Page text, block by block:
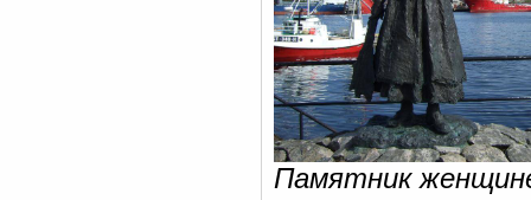
Памятник